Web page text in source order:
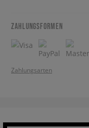
ZAHLUNGSFORMEN
Zahlungsarten